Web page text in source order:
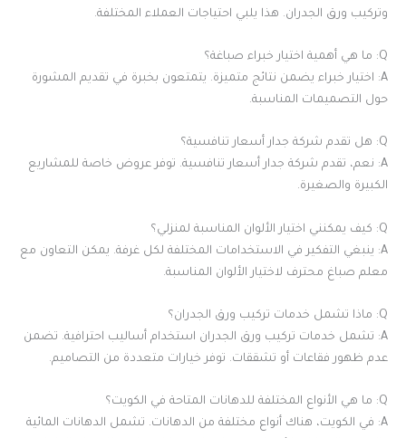
وتركيب ورق الجدران. هذا يلبي احتياجات العملاء المختلفة.
Q: ما هي أهمية اختيار خبراء صباغة؟
A: اختيار خبراء يضمن نتائج متميزة. يتمتعون بخبرة في تقديم المشورة
حول التصميمات المناسبة.
Q: هل تقدم شركة جدار أسعار تنافسية؟
A: نعم، تقدم شركة جدار أسعار تنافسية. توفر عروض خاصة للمشاريع
الكبيرة والصغيرة.
Q: كيف يمكنني اختيار الألوان المناسبة لمنزلي؟
A: ينبغي التفكير في الاستخدامات المختلفة لكل غرفة. يمكن التعاون مع
معلم صباغ محترف لاختيار الألوان المناسبة.
Q: ماذا تشمل خدمات تركيب ورق الجدران؟
A: تشمل خدمات تركيب ورق الجدران استخدام أساليب احترافية. تضمن
عدم ظهور فقاعات أو تشققات. توفر خيارات متعددة من التصاميم.
Q: ما هي الأنواع المختلفة للدهانات المتاحة في الكويت؟
A: في الكويت، هناك أنواع مختلفة من الدهانات. تشمل الدهانات المائية